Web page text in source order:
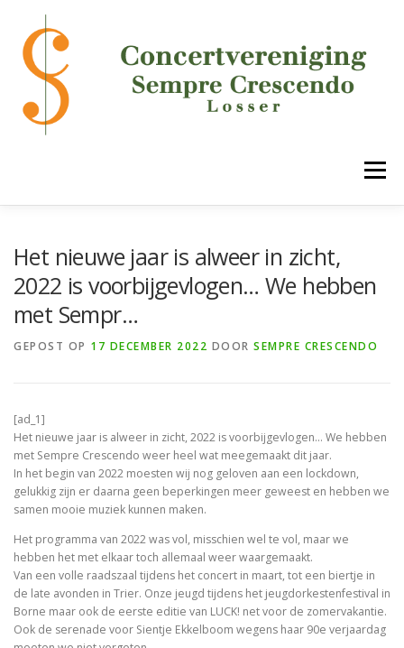
inhoud
Menu
AGENDA
Het nieuwe jaar is alweer in zicht,
2022 is voorbijgevlogen… We hebben
met Sempr…
GEPOST OP 17 DECEMBER 2022 DOOR SEMPRE CRESCENDO
[ad_1]
Het nieuwe jaar is alweer in zicht, 2022 is voorbijgevlogen… We hebben
met Sempre Crescendo weer heel wat meegemaakt dit jaar.
In het begin van 2022 moesten wij nog geloven aan een lockdown,
gelukkig zijn er daarna geen beperkingen meer geweest en hebben we
samen mooie muziek kunnen maken.
Het programma van 2022 was vol, misschien wel te vol, maar we
hebben het met elkaar toch allemaal weer waargemaakt.
Van een volle raadszaal tijdens het concert in maart, tot een biertje in
de late avonden in Trier. Onze jeugd tijdens het jeugdorkestenfestival in
Borne maar ook de eerste editie van LUCK! net voor de zomervakantie.
Ook de serenade voor Sientje Ekkelboom wegens haar 90e verjaardag